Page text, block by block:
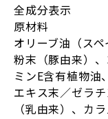
全成分表示
原材料
オリーブ油（ス
粉末（豚由来）
ミンE含有植物油
エキス末／ゼラ
（乳由来）、カ